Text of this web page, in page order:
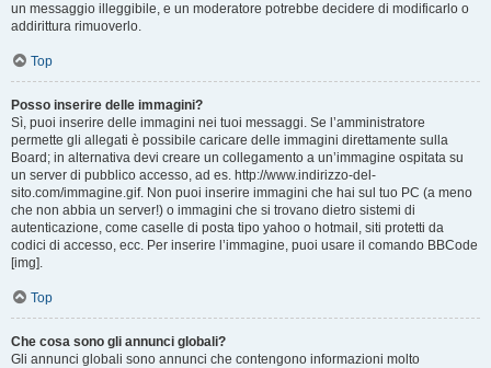
un messaggio illeggibile, e un moderatore potrebbe decidere di modificarlo o
addirittura rimuoverlo.
Top
Posso inserire delle immagini?
Sì, puoi inserire delle immagini nei tuoi messaggi. Se l’amministratore
permette gli allegati è possibile caricare delle immagini direttamente sulla
Board; in alternativa devi creare un collegamento a un’immagine ospitata su
un server di pubblico accesso, ad es. http://www.indirizzo-del-
sito.com/immagine.gif. Non puoi inserire immagini che hai sul tuo PC (a meno
che non abbia un server!) o immagini che si trovano dietro sistemi di
autenticazione, come caselle di posta tipo yahoo o hotmail, siti protetti da
codici di accesso, ecc. Per inserire l’immagine, puoi usare il comando BBCode
[img].
Top
Che cosa sono gli annunci globali?
Gli annunci globali sono annunci che contengono informazioni molto